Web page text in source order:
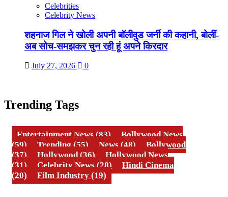
Celebrities
Celebrity News
शहनाज गिल ने खोली अपनी बॉलीवुड जर्नी की कहानी, बोलीं-
अब सोच-समझकर चुन रही हूं अपने किरदार
July 27, 2026 0
Trending Tags
Entertainment News (83)
Bollywood News
(59)
Trending (55) News (48)
Bollywood
(37)
Hollywood (36)
Hollywood News
(31)
Celebrity News (28)
Hindi Cinema
(20)
Film Industry (19)